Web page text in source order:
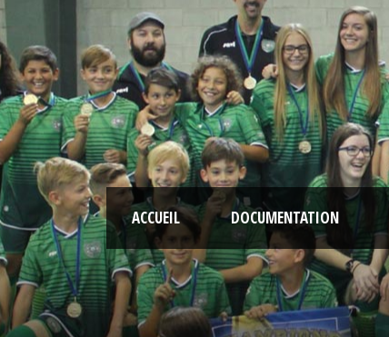
ACCUEIL DOCUMENTATION